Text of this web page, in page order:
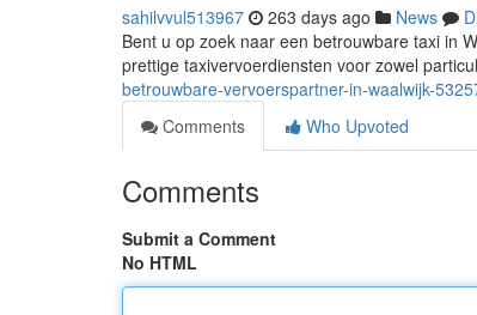
sahilvvul513967 263 days ago News
Bent u op zoek naar een betrouwbare taxi in
prettige taxivervoerdiensten voor zowel
betrouwbare-vervoerspartner-in-waalwijk-
Comments
Who Upvoted
Comments
Submit a Comment
No HTML